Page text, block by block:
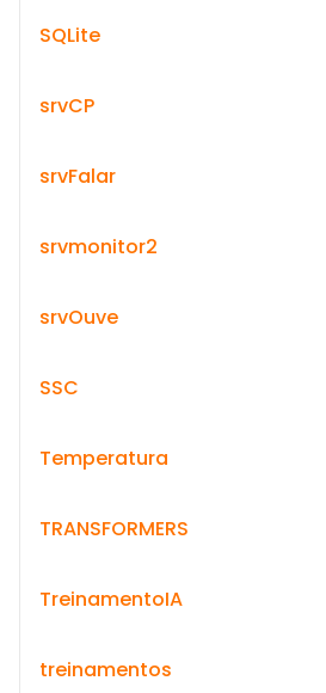
SQLite
srvCP
srvFalar
srvmonitor2
srvOuve
SSC
Temperatura
TRANSFORMERS
TreinamentoIA
treinamentos